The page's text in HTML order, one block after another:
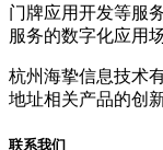
门牌应用开发等服
服务的数字化应用场
杭州海挚信息技术
地址相关产品的创
联系我们